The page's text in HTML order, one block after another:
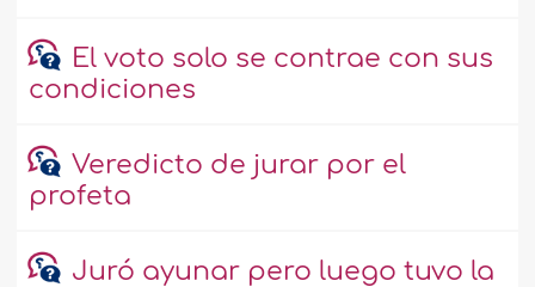
El voto solo se contrae con sus
condiciones
Veredicto de jurar por el
profeta
Juró ayunar pero luego tuvo la